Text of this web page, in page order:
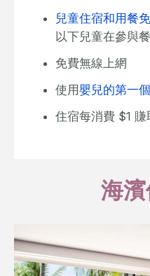
兒童住宿和用餐
以下兒童在參與
免費無線上網
使用嬰兒的第一
住宿每消費 $1 賺
海